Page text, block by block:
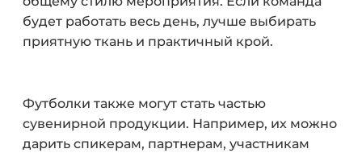
будет работать весь день, лучше выбирать
приятную ткань и практичный крой.
Футболки также могут стать частью
сувенирной продукции. Например, их можно
дарить спикерам, партнерам, участникам